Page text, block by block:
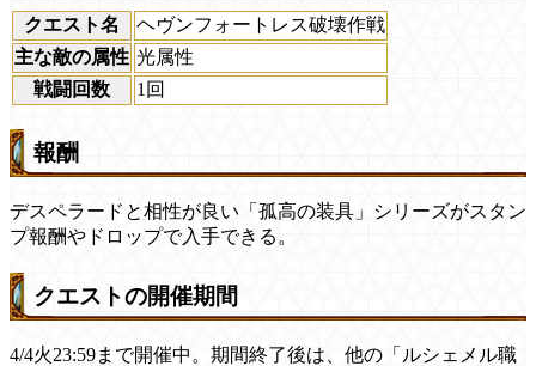
クエスト名
ヘヴンフォートレス破壊作戦
主な敵の属性 光属性
戦闘回数
1回
報酬
デスペラードと相性が良い「孤高の装具」シリーズがスタン
プ報酬やドロップで入手できる。
クエストの開催期間
4/4火23:59まで開催中。期間終了後は、他の「ルシェメル職